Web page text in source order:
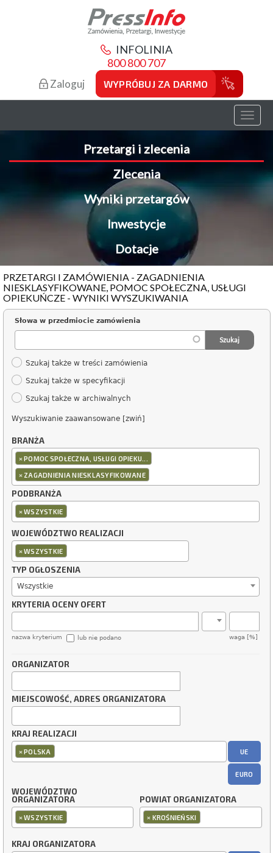
INFOLINIA
800 800 707
Zaloguj WYPRÓBUJ ZA DARMO
Toggle
Przetargi i zlecenia
Zlecenia
Wyniki przetargów
Inwestycje
Dotacje
PRZETARGI I ZAMÓWIENIA - ZAGADNIENIA
NIESKLASYFIKOWANE, POMOC SPOŁECZNA, USŁUGI
OPIEKUŃCZE - WYNIKI WYSZUKIWANIA
Słowa w przedmiocie zamówienia
Szukaj także w treści zamówienia
Szukaj także w specyfikacji
Szukaj także w archiwalnych
Wyszukiwanie zaawansowane [zwiń]
BRANŻA
×POMOC SPOŁECZNA, USŁUGI OPIEKU...
× ZAGADNIENIA NIESKLASYFIKOWANE
PODBRANŻA
×WSZYSTKIE
WOJEWÓDZTWO REALIZACJI
×WSZYSTKIE
TYP OGŁOSZENIA
Wszystkie
KRYTERIA OCENY OFERT
nazwa kryterium waga [%]
lub nie podano
ORGANIZATOR
MIEJSCOWOŚĆ, ADRES ORGANIZATORA
KRAJ REALIZACJI
×POLSKA UE
EURO
WOJEWÓDZTWO
ORGANIZATORA
×WSZYSTKIE
POWIAT ORGANIZATORA
× KROŚNIEŃSKI
KRAJ ORGANIZATORA